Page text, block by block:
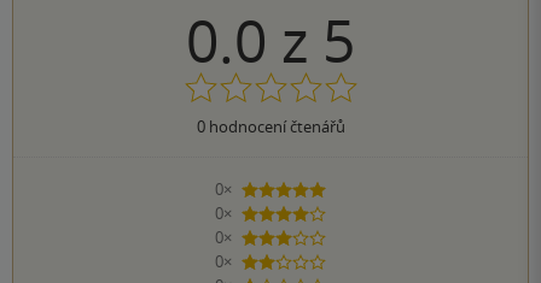
0.0 z 5
0hodnocení čtenářů
0×
5 hvězdiček
0×
4 hvězdičky
0×
3 hvězdičky
0×
2 hvězdičky